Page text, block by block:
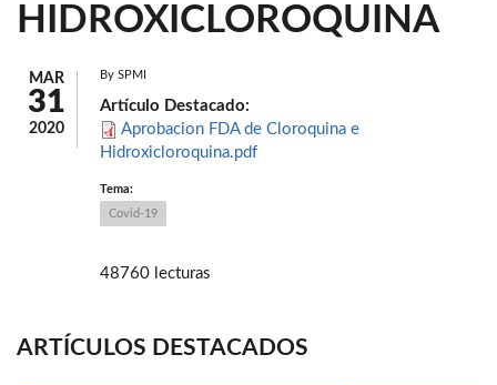
HIDROXICLOROQUINA
MAR
31
2020
By SPMI
Artículo Destacado:
Aprobacion FDA de Cloroquina e
Hidroxicloroquina.pdf
Tema:
Covid-19
48760 lecturas
ARTÍCULOS DESTACADOS